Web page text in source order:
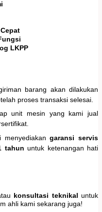
LKPP
barang akan dilakukan
proses transaksi selesai.
unit mesin yang kami jual
menyediakangaransi servis
tahun untuk ketenangan hati
konsultasi teknikal
untuk
ahli kami sekarang juga!